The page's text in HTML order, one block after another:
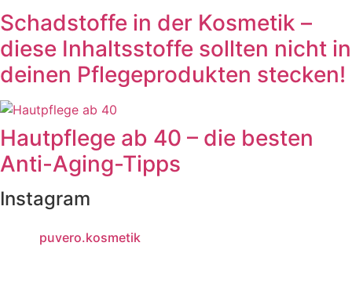
Schadstoffe in der Kosmetik –
diese Inhaltsstoffe sollten nicht in
deinen Pflegeprodukten stecken!
Hautpflege ab 40 – die besten
Anti-Aging-Tipps
Instagram
puvero.kosmetik